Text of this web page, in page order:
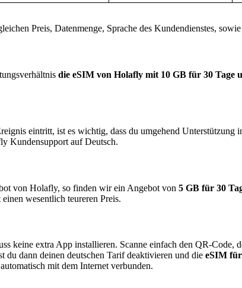
Preis, Datenmenge, Sprache des Kundendienstes,
die eSIM von Holafly mit 10 GB für 30 Tage
eintritt, ist es wichtig, dass du umgehend
Kundensupport auf Deutsch.
von Holafly, so finden wir ein Angebot von 5 GB für 30
wesentlich teureren Preis.
keine extra App installieren. Scanne einfach den QR-Code,
dann deinen deutschen Tarif deaktivieren und die eSIM für
mit dem Internet verbunden.